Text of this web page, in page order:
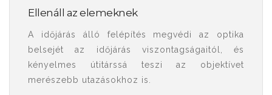
Ellenáll az elemeknek
A időjárás álló felépítés megvédi az optika
belsejét az időjárás viszontagságaitól, és
kényelmes útitárssá teszi az objektívet
merészebb utazásokhoz is.